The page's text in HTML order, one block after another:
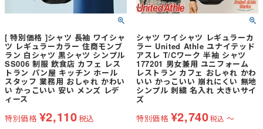
[ 特別価格 ]シャツ 長袖 ワイシャ
ツ レギュラーカラー 住商モンブ
ラン 白シャツ 黒シャツ シンプル
SS006 制服 飲食店 カフェ レス
トラン パン屋 キッチン ホール
スタッフ 業務用 おしゃれ かわい
い かっこいい 安い メンズ レデ
ィース
特別価格 ¥2,110税込
シャツ ワイシャツ レギュラーカ
ラー United Athle ユナイテッド
アスレ T/Cワーク 半袖 シャツ
177201 男女兼用 ユニフォーム
レストラン カフェ おしゃれ かわ
いい かっこいい 崩れにくい 無地
シンプル 刺繍 名入れ 大きいサイ
ズ
特別価格 ¥2,740税込 〜